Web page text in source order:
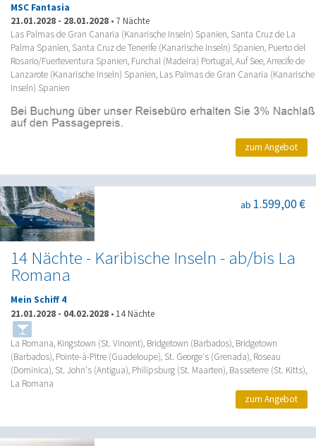
MSC Fantasia
21.01.2028 - 28.01.2028 • 7 Nächte
Las Palmas de Gran Canaria (Kanarische Inseln) Spanien, Santa Cruz de La
Palma Spanien, Santa Cruz de Tenerife (Kanarische Inseln) Spanien, Puerto del
Rosario/Fuerteventura Spanien, Funchal (Madeira) Portugal, Auf See, Arrecife de
Lanzarote (Kanarische Inseln) Spanien, Las Palmas de Gran Canaria (Kanarische
Inseln) Spanien
zum Angebot
14 Nächte - Karibische Inseln - ab/bis La
Romana
ab 1.599,00 €
Mein Schiff 4
21.01.2028 - 04.02.2028 • 14 Nächte
La Romana, Kingstown (St. Vincent), Bridgetown (Barbados), Bridgetown
(Barbados), Pointe-à-Pitre (Guadeloupe), St. George's (Grenada), Roseau
(Dominica), St. John's (Antigua), Philipsburg (St. Maarten), Basseterre (St. Kitts),
La Romana
zum Angebot